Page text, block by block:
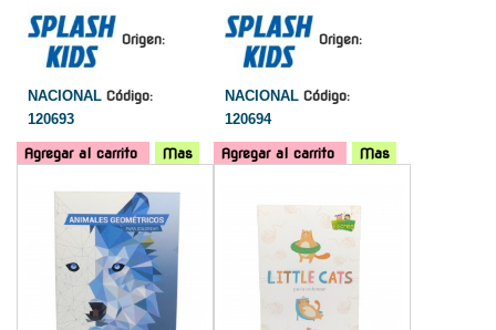
Origen:
NACIONAL Código:
120693
Agregar al carrito Mas
Origen:
NACIONAL Código:
120694
Agregar al carrito
Mas